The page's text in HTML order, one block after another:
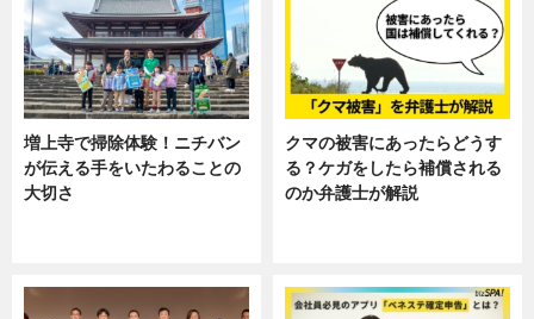
増上寺で掃除体験！ニチバン
が伝える手をいたわることの
大切さ
クマの被害にあったらどうす
る？ケガをしたら補償される
のか弁護士が解説